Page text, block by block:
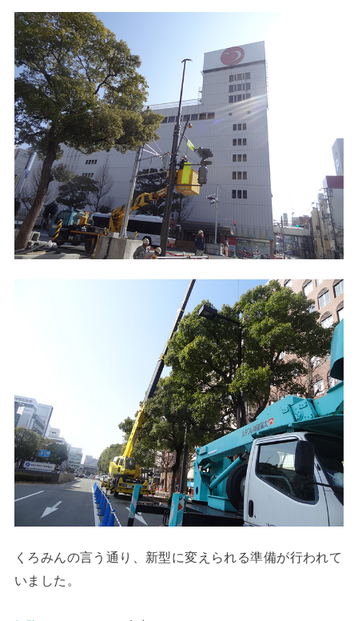
くろみんの言う通り、新型に変えられる準備が行われて
いました。